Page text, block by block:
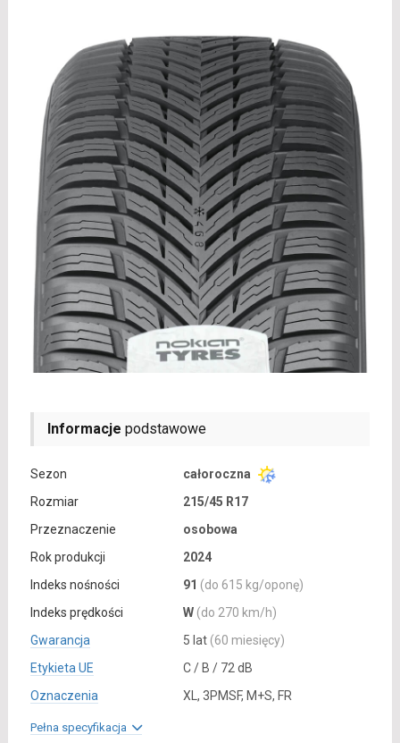
Informacje podstawowe
Sezon
całoroczna
Rozmiar
215/45 R17
Przeznaczenie
osobowa
Rok produkcji
2024
Indeks nośności
91 (do 615 kg/oponę)
Indeks prędkości
W (do 270 km/h)
Gwarancja
5 lat (60 miesięcy)
Etykieta UE
C / B / 72 dB
Oznaczenia
XL, 3PMSF, M+S, FR
Pełna specyfikacja